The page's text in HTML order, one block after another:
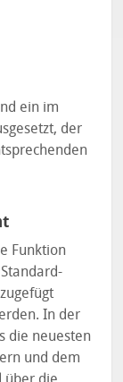
ein im
der
Funktion
In der
die neuesten
und dem